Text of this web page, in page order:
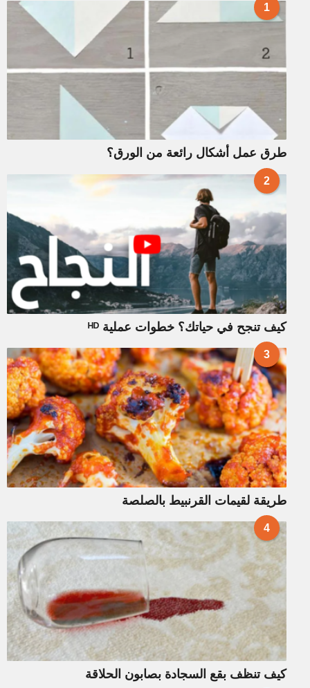
1
طرق عمل أشكال رائعة من الورق؟
2
كيف تنجح في حياتك؟ خطوات عملية ᴴᴰ
3
طريقة لقيمات القرنبيط بالصلصة
4
كيف تنظف بقع السجادة بصابون الحلاقة